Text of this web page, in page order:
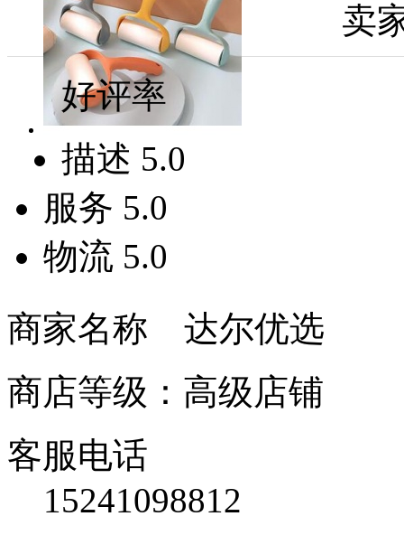
卖
好评率
描述 5.0
服务 5.0
物流 5.0
商家名称 达尔优选
商店等级：高级店铺
客服电话
15241098812